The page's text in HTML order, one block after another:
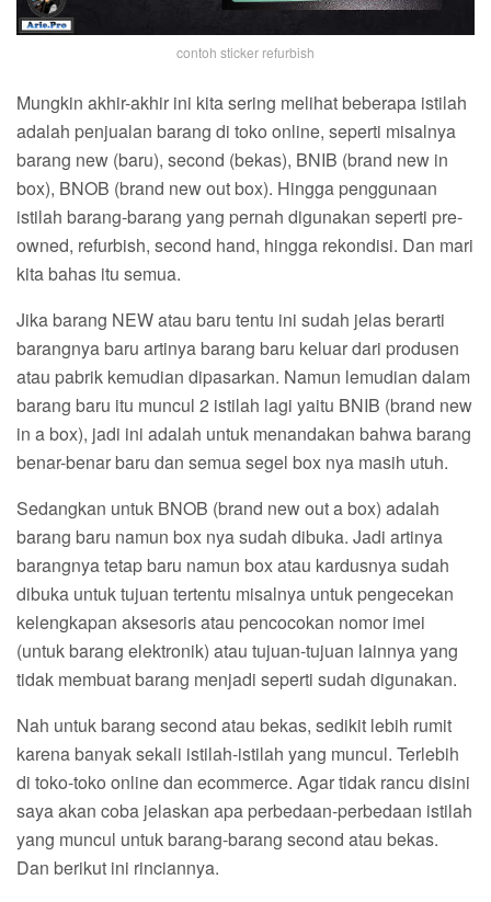
contoh sticker refurbish
Mungkin akhir-akhir ini kita sering melihat beberapa istilah
adalah penjualan barang di toko online, seperti misalnya
barang new (baru), second (bekas), BNIB (brand new in
box), BNOB (brand new out box). Hingga penggunaan
istilah barang-barang yang pernah digunakan seperti pre-
owned, refurbish, second hand, hingga rekondisi. Dan mari
kita bahas itu semua.
Jika barang NEW atau baru tentu ini sudah jelas berarti
barangnya baru artinya barang baru keluar dari produsen
atau pabrik kemudian dipasarkan. Namun lemudian dalam
barang baru itu muncul 2 istilah lagi yaitu BNIB (brand new
in a box), jadi ini adalah untuk menandakan bahwa barang
benar-benar baru dan semua segel box nya masih utuh.
Sedangkan untuk BNOB (brand new out a box) adalah
barang baru namun box nya sudah dibuka. Jadi artinya
barangnya tetap baru namun box atau kardusnya sudah
dibuka untuk tujuan tertentu misalnya untuk pengecekan
kelengkapan aksesoris atau pencocokan nomor imei
(untuk barang elektronik) atau tujuan-tujuan lainnya yang
tidak membuat barang menjadi seperti sudah digunakan.
Nah untuk barang second atau bekas, sedikit lebih rumit
karena banyak sekali istilah-istilah yang muncul. Terlebih
di toko-toko online dan ecommerce. Agar tidak rancu disini
saya akan coba jelaskan apa perbedaan-perbedaan istilah
yang muncul untuk barang-barang second atau bekas.
Dan berikut ini rinciannya.